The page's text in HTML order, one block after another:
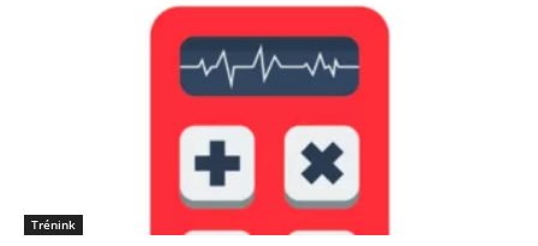
Trénink